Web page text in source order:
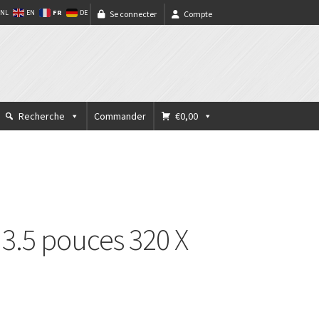
Compte
Se connecter
NL EN FR DE
€0,00
Commander
Recherche
pouces 320 X